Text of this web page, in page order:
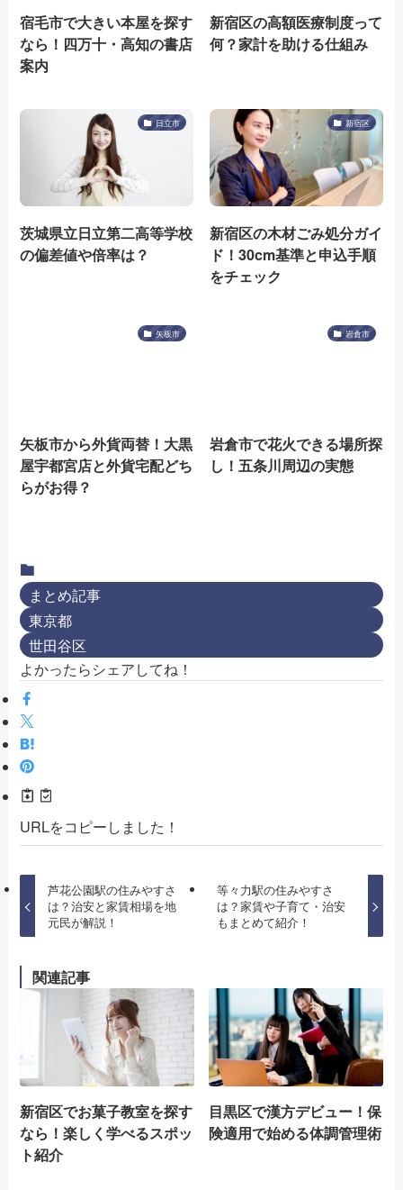
宿毛市で大きい本屋を探す
なら！四万十・高知の書店
案内
新宿区の高額医療制度って
何？家計を助ける仕組み
日立市
茨城県立日立第二高等学校
の偏差値や倍率は？
新宿区
新宿区の木材ごみ処分ガイ
ド！30cm基準と申込手順
をチェック
矢板市
矢板市から外貨両替！大黒
屋宇都宮店と外貨宅配どち
らがお得？
岩倉市
岩倉市で花火できる場所探
し！五条川周辺の実態
まとめ記事
東京都
世田谷区
よかったらシェアしてね！
URLをコピーしました！
芦花公園駅の住みやすさ
は？治安と家賃相場を地
元民が解説！
等々力駅の住みやすさ
は？家賃や子育て・治安
もまとめて紹介！
関連記事
新宿区でお菓子教室を探す
なら！楽しく学べるスポッ
ト紹介
目黒区で漢方デビュー！保
険適用で始める体調管理術